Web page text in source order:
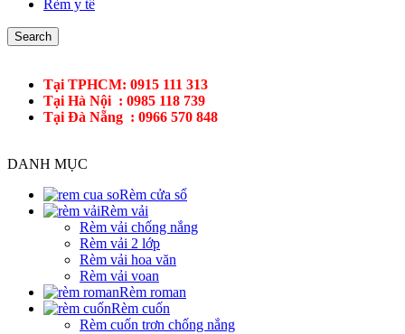
Rèm y tế
Search
Tại TPHCM: 0915 111 313
Tại Hà Nội : 0985 118 739
Tại Đà Nẵng : 0966 570 848
DANH MỤC
Rèm cửa sổ
Rèm vải
Rèm vải chống nắng
Rèm vải 2 lớp
Rèm vải hoa văn
Rèm vải voan
Rèm roman
Rèm cuốn
Rèm cuốn trơn chống nắng